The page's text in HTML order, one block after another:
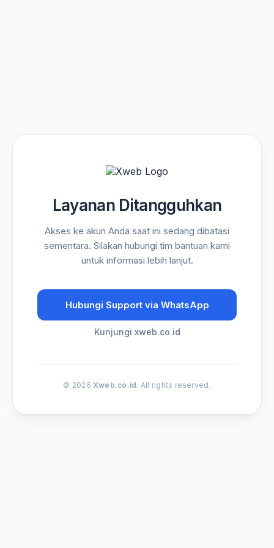
Layanan Ditangguhkan
Akses ke akun Anda saat ini sedang dibatasi
sementara. Silakan hubungi tim bantuan kami
untuk informasi lebih lanjut.
Hubungi Support via WhatsApp
Kunjungi xweb.co.id
© 2026 Xweb.co.id. All rights reserved.